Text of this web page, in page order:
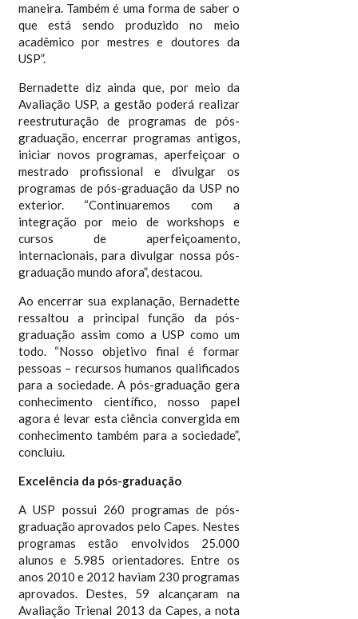
maneira. Também é uma forma de saber o
que está sendo produzido no meio
acadêmico por mestres e doutores da
USP”.
Bernadette diz ainda que, por meio da
Avaliação USP, a gestão poderá realizar
reestruturação de programas de pós-
graduação, encerrar programas antigos,
iniciar novos programas, aperfeiçoar o
mestrado profissional e divulgar os
programas de pós-graduação da USP no
exterior. “Continuaremos com a
integração por meio de workshops e
cursos de aperfeiçoamento,
internacionais, para divulgar nossa pós-
graduação mundo afora”, destacou.
Ao encerrar sua explanação, Bernadette
ressaltou a principal função da pós-
graduação assim como a USP como um
todo. “Nosso objetivo final é formar
pessoas – recursos humanos qualificados
para a sociedade. A pós-graduação gera
conhecimento científico, nosso papel
agora é levar esta ciência convergida em
conhecimento também para a sociedade”,
concluiu.
Excelência da pós-graduação
A USP possui 260 programas de pós-
graduação aprovados pelo Capes. Nestes
programas estão envolvidos 25.000
alunos e 5.985 orientadores. Entre os
anos 2010 e 2012 haviam 230 programas
aprovados. Destes, 59 alcançaram na
Avaliação Trienal 2013 da Capes, a nota